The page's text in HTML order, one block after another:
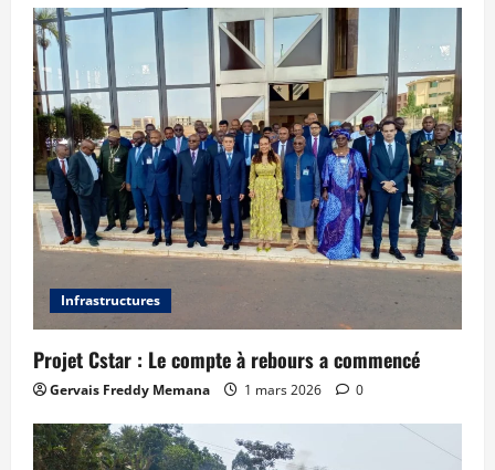
Infrastructures
Projet Cstar : Le compte à rebours a commencé
Gervais Freddy Memana 1 mars 2026 0